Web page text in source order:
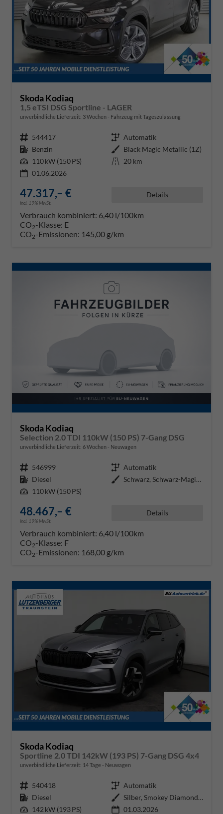
Skoda Kodiaq
1,5 eTSI DSG Sportline - LAGER
unverbindliche Lieferzeit: 3 Wochen Fahrzeug mit Tageszulassung
Fahrzeugnr. 544417 Getriebe Automatik
Kraftstoff Benzin Außenfarbe Black Magic Metallic (1Z)
Leistung 110 kW (150 PS) Kilometerstand 20 km
01.06.2026
47.317,– €
incl. 19% MwSt.
Details
Verbrauch kombiniert: 6,40 l/100km
CO2-Klasse: E
CO2-Emissionen: 145,00 g/km
Skoda Kodiaq
Selection 2.0 TDI 110kW (150 PS) 7-Gang DSG
unverbindliche Lieferzeit: 6 Wochen Neuwagen
Fahrzeugnr. 546999 Getriebe Automatik
Kraftstoff Diesel Außenfarbe
Schwarz, Schwarz-Magic Perleffek
Leistung 110 kW (150 PS)
48.467,– €
incl. 19% MwSt.
Details
Verbrauch kombiniert: 6,40 l/100km
CO2-Klasse: F
CO2-Emissionen: 168,00 g/km
Skoda Kodiaq
Sportline 2.0 TDI 142kW (193 PS) 7-Gang DSG 4x4
unverbindliche Lieferzeit: 14 Tage Neuwagen
Fahrzeugnr. 540418 Getriebe Automatik
Kraftstoff Diesel Außenfarbe
Silber, Smokey Diamond-Silber Me
Leistung 142 kW (193 PS) 01.03.2026